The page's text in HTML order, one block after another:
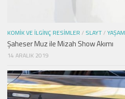
KOMIK VE İLGINÇ RESIMLER / SLAYT/YAŞAM
Şaheser Muz ile Mizah Show Akımı
14 ARALIK 2019